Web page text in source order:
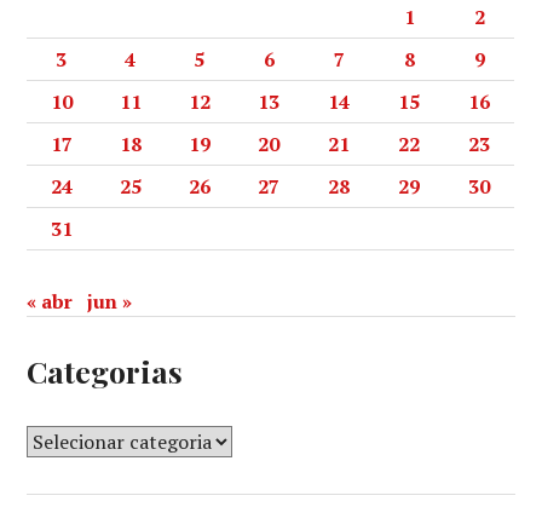
1
2
3
4 5 6 7 8
9
10
11 12 13 14 15
16
17
18 19 20 21 22
23
24
25 26 27 28 29
30
31
« abr jun »
Categorias